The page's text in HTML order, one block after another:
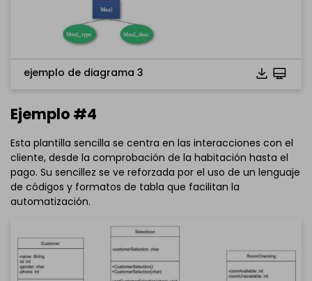
Haz clic para descargar y utilizar esta plantilla.
El archivo
eddxdebe abrirse en EdrawMax.
desde aquí
También puedes probar
gratis desde
ejemplo de diagrama 3
Ejemplo #4
Esta plantilla sencilla se centra en las interacciones con el
cliente, desde la comprobación de la habitación hasta el
pago. Su sencillez se ve reforzada por el uso de un lenguaje
de códigos y formatos de tabla que facilitan la
automatización.